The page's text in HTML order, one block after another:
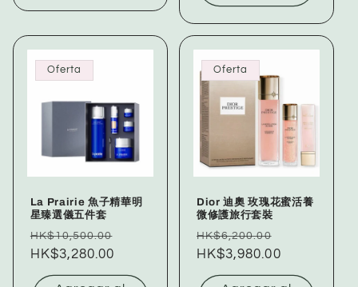
Oferta
La Prairie 魚子精華明
星臻選儀五件套
Precio
habitual
HK$10,500.00
oferta
HK$3,280.00
Oferta
Dior 迪奧 玫瑰花蜜活養
微修護旅行套裝
Precio
habitual
HK$6,200.00
de
oferta
HK$3,980.00